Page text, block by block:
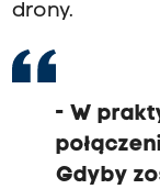
drony.
- W
Gdyby